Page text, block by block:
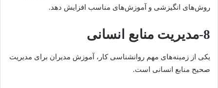
روش‌های انگیزشی و آموزش‌های مناسب افزایش دهد.
8-مدیریت منابع انسانی
یکی از زمینه‌های مهم روانشناسی کار، آموزش مدیران برای مدیریت
صحیح منابع انسانی است.